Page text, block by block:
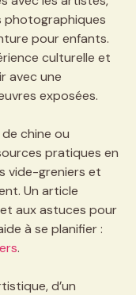
photographiques
pour enfants.
culturelle et
avec une
exposées.
chine ou
pratiques en
vide-greniers et
Un article
aux astuces pour
à se planifier :
.
d’un